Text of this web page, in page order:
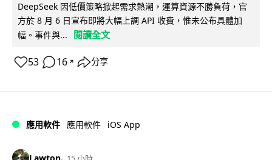
DeepSeek 因低價策略掀起需求熱潮，運算資源不勝負荷，官
方於 8 月 6 日宣布即將大幅上調 API 收費，惟未公布具體加
幅。事件與...
閱讀全文
53 16 ↗ 分享
應用軟件 應用軟件 iOS App